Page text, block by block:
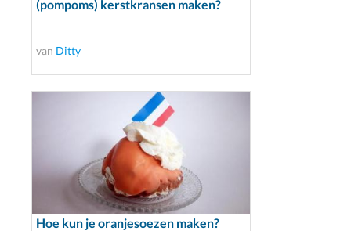
(pompoms) kerstkransen maken?
van Ditty
Hoe kun je oranjesoezen maken?